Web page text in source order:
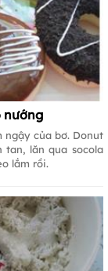
nướng
ngậy của bơ. Donut
tan, lăn qua socola
lắm rồi.